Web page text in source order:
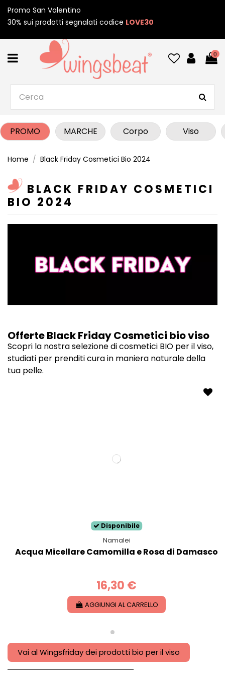
Promo San Valentino
30% sui prodotti segnalati codice LOVE30
0
PROMO MARCHE Corpo Viso
Home Black Friday Cosmetici Bio 2024
BLACK FRIDAY COSMETICI
BIO 2024
Offerte Black Friday Cosmetici bio viso
Scopri la nostra selezione di cosmetici BIO per il viso,
studiati per prenditi cura in maniera naturale della
tua pelle.
Disponibile
Namalei
Acqua Micellare Camomilla e Rosa di Damasco
16,30 €
AGGIUNGI AL CARRELLO
Vai al Wingsfriday dei prodotti bio per il viso